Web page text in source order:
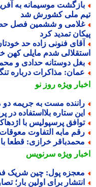
موسیمانه به
ملی کشورش شد
و ششمین فصل حضور
تمدید کرد
فنونی زاده حد خودتان
شدم مایلی کهن
دوستانه حدادی و
مذاکرات درباره
ویژهروز نو
مست به جریمه دو
ستاره بلااستفاده در
پرسپولیس با اژدهاکش 18 ساله!
مابه التفاوت معوقات
خرازی: قطعا با
ویژهسرنویس
پول: چین شریک
برای اولین بار؛